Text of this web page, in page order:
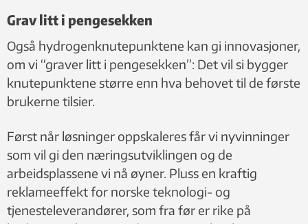
Grav litt i pengesekken
Også hydrogenknutepunktene kan gi innovasjoner,
om vi “graver litt i pengesekken”: Det vil si bygger
knutepunktene større enn hva behovet til de første
brukerne tilsier.
Først når løsninger oppskaleres får vi nyvinninger
som vil gi den næringsutviklingen og de
arbeidsplassene vi nå øyner. Pluss en kraftig
reklameeffekt for norske teknologi- og
tjenesteleverandører, som fra før er rike på